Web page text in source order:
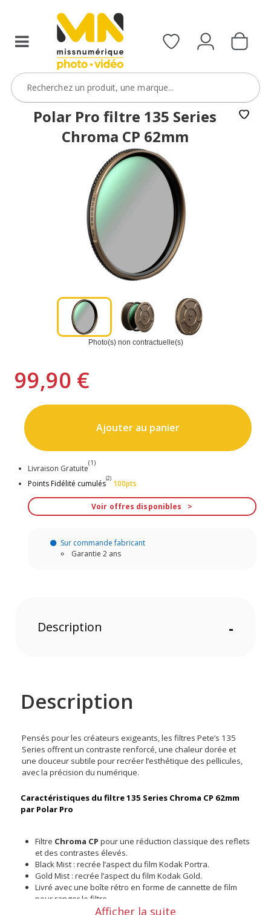
le
ObjectifFiltre5
VOIR L'OFFRE
Polar Pro filtre 135 Series
Chroma CP 62mm
Photo(s) non contractuelle(s)
99,90 €
Ajouter au panier
Livraison Gratuite
(1)
Points Fidélité cumulés
(2)
100pts
Voir offres disponibles
Sur commande fabricant
Garantie 2 ans
Description -
Description
Pensés pour les créateurs exigeants, les filtres Pete’s 135
Series offrent un contraste renforcé, une chaleur dorée et
une douceur subtile pour recréer l’esthétique des pellicules,
avec la précision du numérique.
Caractéristiques du filtre 135 Series Chroma CP 62mm
par Polar Pro
Filtre Chroma CP pour une réduction classique des reflets
et des contrastes élevés.
Black Mist : recrée l’aspect du film Kodak Portra.
Gold Mist : recrée l’aspect du film Kodak Gold.
Livré avec une boîte rétro en forme de cannette de film
pour ranger le filtre.
Verre Chroma moderne dans un design vintage.
Afficher la suite